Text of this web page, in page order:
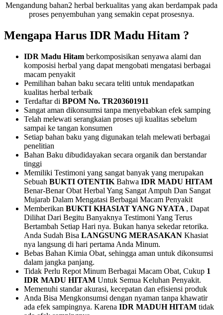
Mengandung bahan2 herbal berkualitas yang akan berdampak pada
proses penyembuhan yang semakin cepat prosesnya.
Mengapa Harus IDR Madu Hitam ?
IDR Madu Hitam berkomposisikan senyawa alami dan
komposisi herbal yang dapat mengobati mengatasi berbagai
macam penyakit
Pemilihan bahan baku secara teliti untuk mendapatkan
kualitas herbal terbaik
Terdaftar di BPOM No. TR203601911
Sangat aman dikonsumsi tanpa menyebabkan efek samping
Telah melewati serangkaian proses uji kualitas sebelum
sampai ke tangan konsumen
Setiap bahan baku yang digunakan telah melewati berbagai
penelitian
Bahan Baku dibudidayakan secara organik dan berstandar
tinggi
Memiliki Testimoni yang sangat banyak yang merupakan
Sebuah BUKTI OTENTIK Bahwa IDR MADU HITAM
Benar-Benar Obat Herbal Yang Sangat Ampuh Dan Sangat
Mujarab Dalam Mengatasi Berbagai Macam Penyakit
Memberikan BUKTI KHASIAT YANG NYATA , Dapat
Dilihat Dari Begitu Banyaknya Testimoni Yang Terus
Bertambah Setiap Hari nya. Bukan hanya sekedar retorika.
Anda Sudah Bisa LANGSUNG MERASAKAN Khasiat
nya langsung di hari pertama Anda Minum.
Bebas Bahan Kimia Obat, sehingga aman untuk dikonsumsi
dalam jangka panjang.
Tidak Perlu Repot Minum Berbagai Macam Obat, Cukup 1
IDR MADU HITAM Untuk Semua Keluhan Penyakit.
Memenuhi standar akurasi, kecepatan dan efisiensi produk
Anda Bisa Mengkonsumsi dengan nyaman tanpa khawatir
ada efek sampingnya. Karena IDR MADUH HITAM tidak